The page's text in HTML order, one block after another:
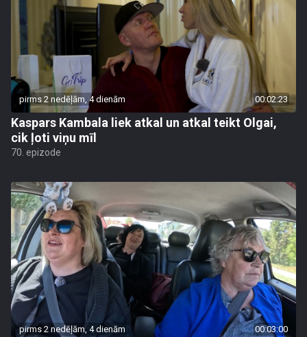
pirms 2 nedēļām, 4 dienām 00:02:23
Kaspars Kambala liek atkal un atkal teikt Olgai,
cik ļoti viņu mīl
70. epizode
pirms 2 nedēļām, 4 dienām 00:03:00